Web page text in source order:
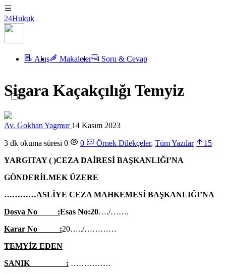
24Hukuk
Akış Makaleler Soru & Cevap
Sigara Kaçakçılığı Temyiz
Av. Gokhan Yagmur 14 Kasım 2023
3 dk okuma süresi 0 0 Örnek Dilekçeler, Tüm Yazılar
15
YARGITAY ( )CEZA DAİRESİ BAŞKANLIĞI’NA
GÖNDERİLMEK ÜZERE
…………ASLİYE CEZA MAHKEMESİ BAŞKANLIĞI’NA
Dosya No :Esas No:20…./…….
Karar No :20…../…………
TEMYİZ EDEN
SANIK : ……………